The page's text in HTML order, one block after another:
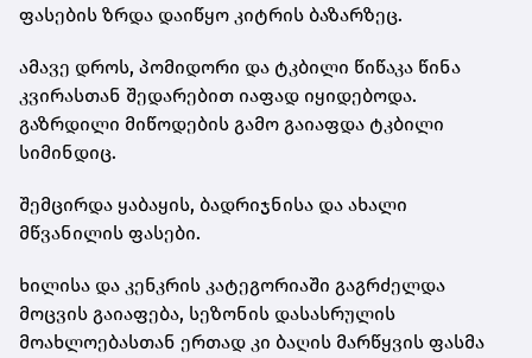
ფასების ზრდა დაიწყო კიტრის ბაზარზეც.
ამავე დროს, პომიდორი და ტკბილი წიწაკა წინა
კვირასთან შედარებით იაფად იყიდებოდა.
გაზრდილი მიწოდების გამო გაიაფდა ტკბილი
სიმინდიც.
შემცირდა ყაბაყის, ბადრიჯნისა და ახალი
მწვანილის ფასები.
ხილისა და კენკრის კატეგორიაში გაგრძელდა
მოცვის გაიაფება, სეზონის დასასრულის
მოახლოებასთან ერთად კი ბაღის მარწყვის ფასმა